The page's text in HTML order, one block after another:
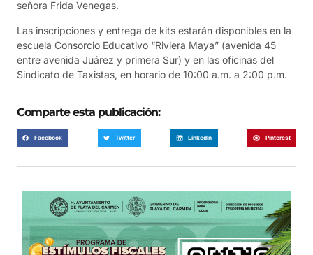
señora Frida Venegas.
Las inscripciones y entrega de kits estarán disponibles en la
escuela Consorcio Educativo “Riviera Maya” (avenida 45
entre avenida Juárez y primera Sur) y en las oficinas del
Sindicato de Taxistas, en horario de 10:00 a.m. a 2:00 p.m.
Comparte esta publicación:
Facebook Twitter LinkedIn Pinterest